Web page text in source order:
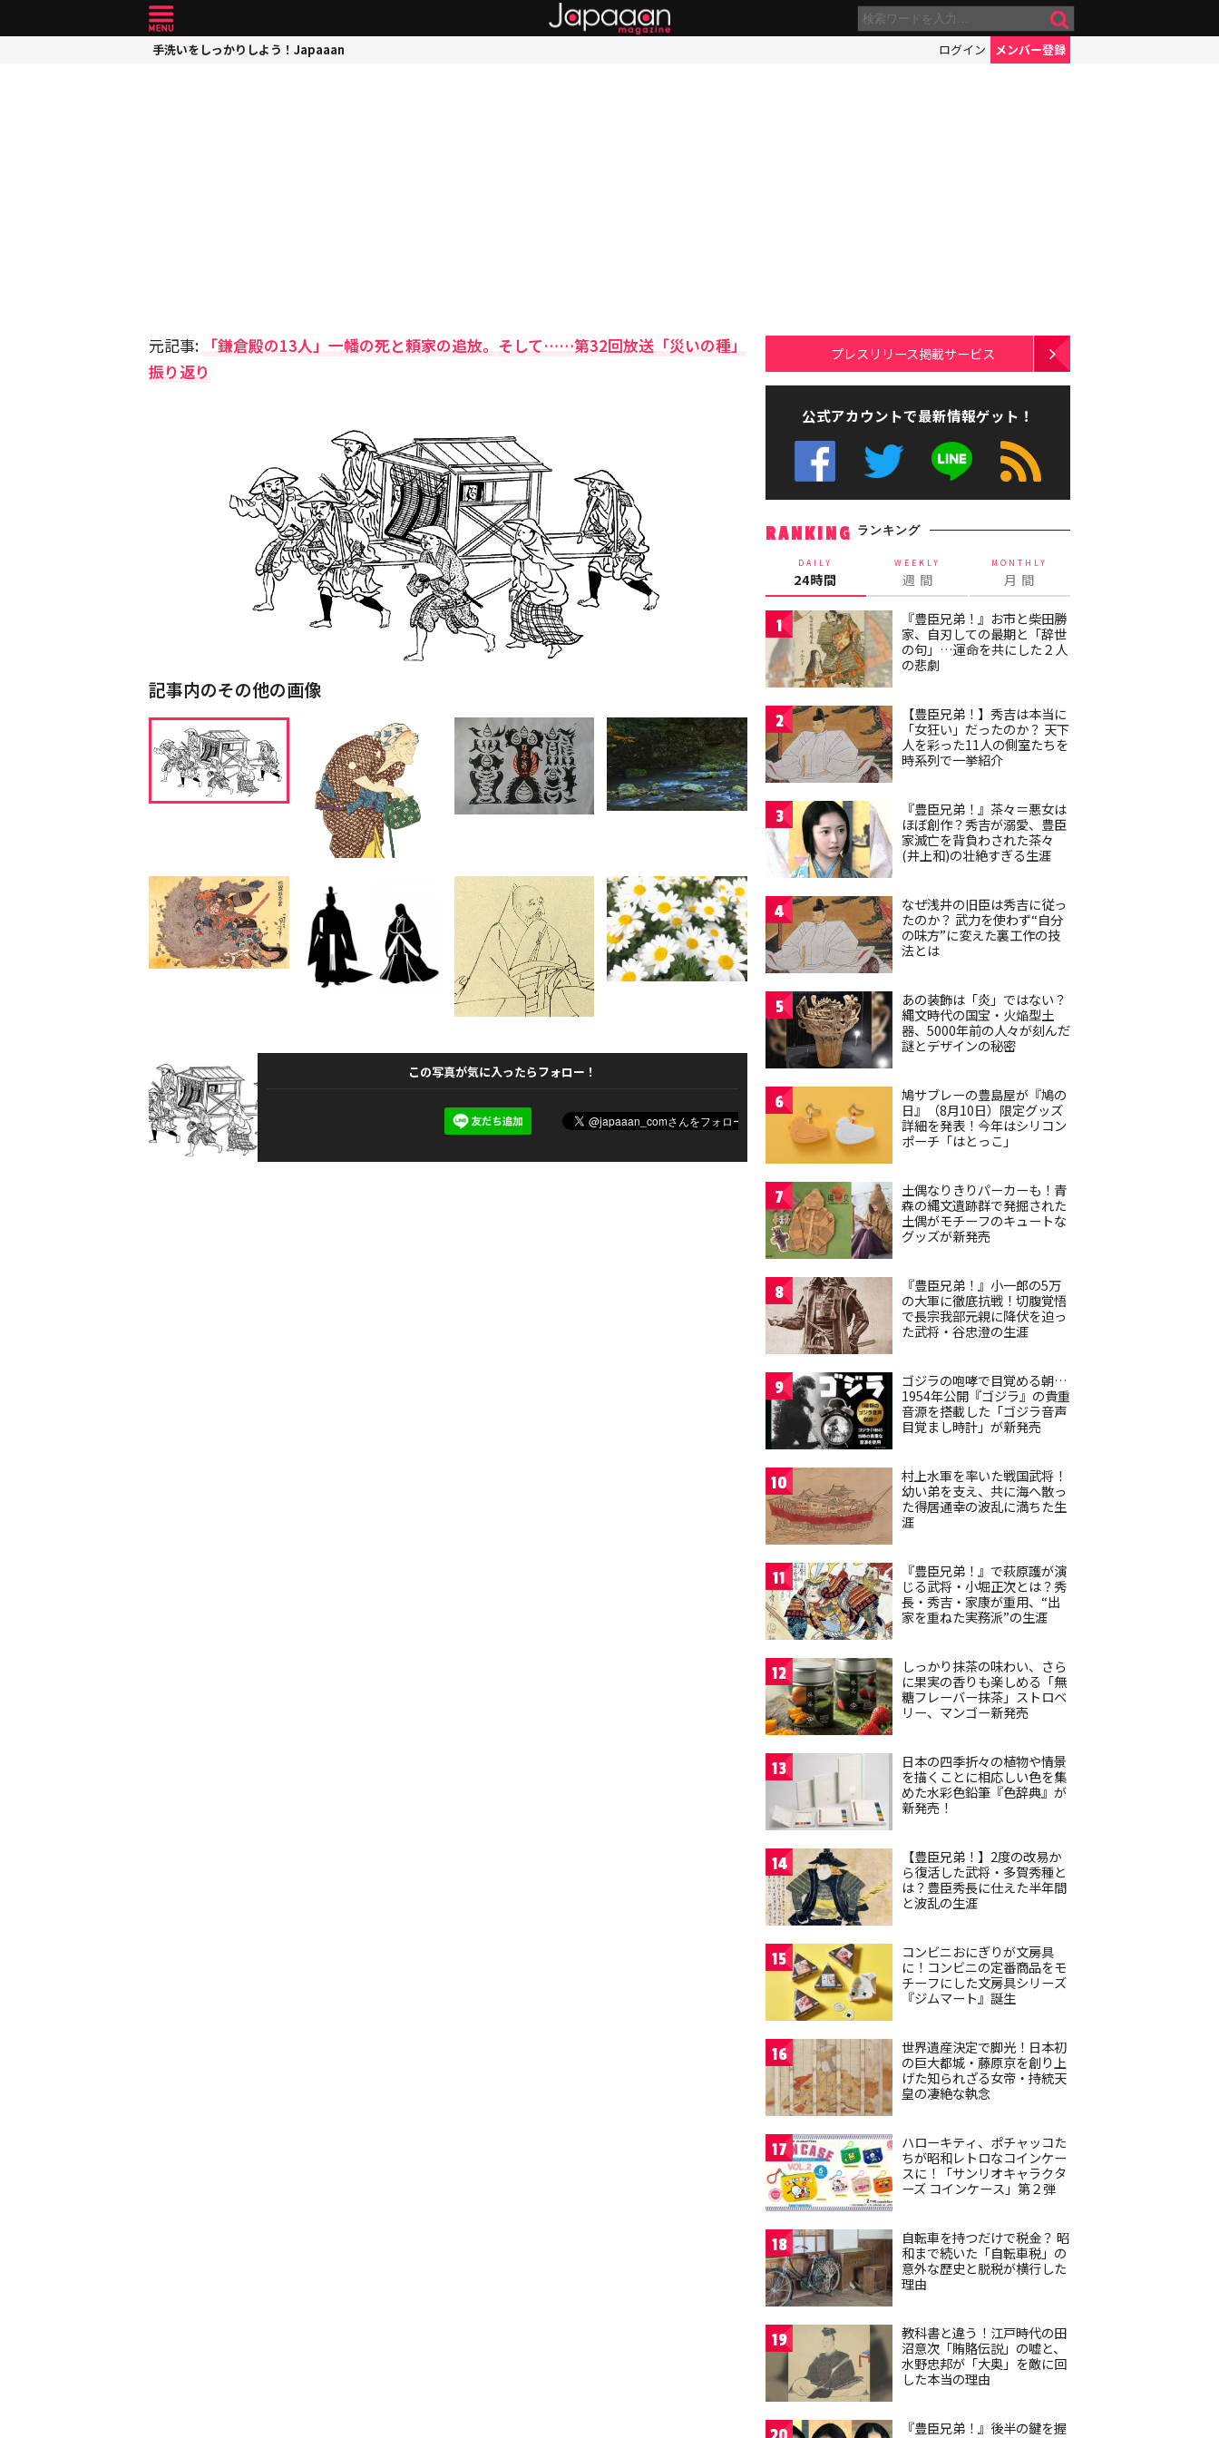
手洗いをしっかりしよう！Japaaan ログイン メンバー登録
元記事: 「鎌倉殿の13人」一幡の死と頼家の追放。そして……第32回放送「災いの種」
振り返り
記事内のその他の画像
この写真が気に入ったらフォロー！
プレスリリース掲載サービス
公式アカウントで最新情報ゲット！
RANKING ランキング
DAILY
24時間
WEEKLY
週 間
MONTHLY
月 間
1
『豊臣兄弟！』お市と柴田勝
家、自刃しての最期と「辞世
の句」…運命を共にした２人
の悲劇
2
【豊臣兄弟！】秀吉は本当に
「女狂い」だったのか？ 天下
人を彩った11人の側室たちを
時系列で一挙紹介
3
『豊臣兄弟！』茶々＝悪女は
ほぼ創作？秀吉が溺愛、豊臣
家滅亡を背負わされた茶々
(井上和)の壮絶すぎる生涯
4
なぜ浅井の旧臣は秀吉に従っ
たのか？ 武力を使わず“自分
の味方”に変えた裏工作の技
法とは
5
あの装飾は「炎」ではない？
縄文時代の国宝・火焔型土
器、5000年前の人々が刻んだ
謎とデザインの秘密
6
鳩サブレーの豊島屋が『鳩の
日』（8月10日）限定グッズ
詳細を発表！今年はシリコン
ポーチ「はとっこ」
7
土偶なりきりパーカーも！青
森の縄文遺跡群で発掘された
土偶がモチーフのキュートな
グッズが新発売
8
『豊臣兄弟！』小一郎の5万
の大軍に徹底抗戦！切腹覚悟
で長宗我部元親に降伏を迫っ
た武将・谷忠澄の生涯
9
ゴジラの咆哮で目覚める朝…
1954年公開『ゴジラ』の貴重
音源を搭載した「ゴジラ音声
目覚まし時計」が新発売
10
村上水軍を率いた戦国武将！
幼い弟を支え、共に海へ散っ
た得居通幸の波乱に満ちた生
涯
11
『豊臣兄弟！』で萩原護が演
じる武将・小堀正次とは？秀
長・秀吉・家康が重用、“出
家を重ねた実務派”の生涯
12
しっかり抹茶の味わい、さら
に果実の香りも楽しめる「無
糖フレーバー抹茶」ストロベ
リー、マンゴー新発売
13
日本の四季折々の植物や情景
を描くことに相応しい色を集
めた水彩色鉛筆『色辞典』が
新発売！
14
【豊臣兄弟！】2度の改易か
ら復活した武将・多賀秀種と
は？豊臣秀長に仕えた半年間
と波乱の生涯
15
コンビニおにぎりが文房具
に！コンビニの定番商品をモ
チーフにした文房具シリーズ
『ジムマート』誕生
16
世界遺産決定で脚光！日本初
の巨大都城・藤原京を創り上
げた知られざる女帝・持統天
皇の凄絶な執念
17
ハローキティ、ポチャッコた
ちが昭和レトロなコインケー
スに！「サンリオキャラクタ
ーズ コインケース」第２弾
18
自転車を持つだけで税金？ 昭
和まで続いた「自転車税」の
意外な歴史と脱税が横行した
理由
19
教科書と違う！江戸時代の田
沼意次「賄賂伝説」の嘘と、
水野忠邦が「大奥」を敵に回
した本当の理由
『豊臣兄弟！』後半の鍵を握